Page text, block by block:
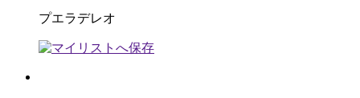
プエラデレオ